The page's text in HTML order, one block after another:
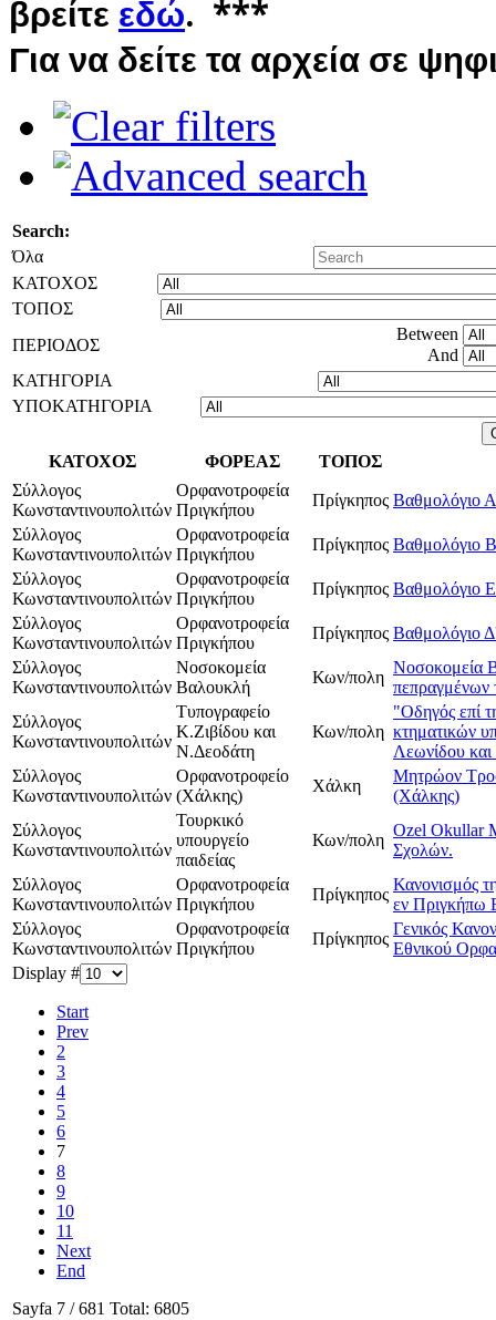
βρείτε εδώ. ***
Για να δείτε τα αρχεία σε
Search:
Όλα
ΚΑΤΟΧΟΣ
ΤΟΠΟΣ
ΠΕΡΙΟΔΟΣ
Between
And
ΚΑΤΗΓΟΡΙΑ
ΥΠΟΚΑΤΗΓΟΡΙΑ
Display #
Start
Prev
2
3
4
5
6
7
8
9
10
11
Next
End
Sayfa 7 / 681 Total: 6805
ΚΑΤΟΧΟΣ ΦΟΡΕΑΣ
ΤΟΠΟΣ
Σύλλογος
Κωνσταντινουπολιτών
Ορφανοτροφεία
Πριγκήπου
Πρίγκηπος Βαθμολόγιο
Σύλλογος
Κωνσταντινουπολιτών
Ορφανοτροφεία
Πριγκήπου
Πρίγκηπος Βαθμολόγιο
Σύλλογος
Κωνσταντινουπολιτών
Ορφανοτροφεία
Πριγκήπου
Πρίγκηπος Βαθμολόγιο
Σύλλογος
Κωνσταντινουπολιτών
Ορφανοτροφεία
Πριγκήπου
Πρίγκηπος Βαθμολόγιο
Σύλλογος
Κωνσταντινουπολιτών
Νοσοκομεία
Βαλουκλή
Κων/πολη
Νοσοκομεία
πεπραγμένων
Σύλλογος
Κωνσταντινουπολιτών
Τυπογραφείο
Κ.Ζιβίδου και
Ν.Δεοδάτη
Κων/πολη
"Οδηγός επί
κτηματικών
Λεωνίδου
Σύλλογος
Κωνσταντινουπολιτών
Ορφανοτροφείο
(Χάλκης)
Χάλκη
Μητρώον
(Χάλκης)
Σύλλογος
Κωνσταντινουπολιτών
Τουρκικό
υπουργείο
παιδείας
Κων/πολη
Ozel Okullar
Σχολών.
Σύλλογος
Κωνσταντινουπολιτών
Ορφανοτροφεία
Πριγκήπου
Πρίγκηπος
Κανονισμός
εν Πριγκήπω
Σύλλογος
Κωνσταντινουπολιτών
Ορφανοτροφεία
Πριγκήπου
Πρίγκηπος
Γενικός
Εθνικού